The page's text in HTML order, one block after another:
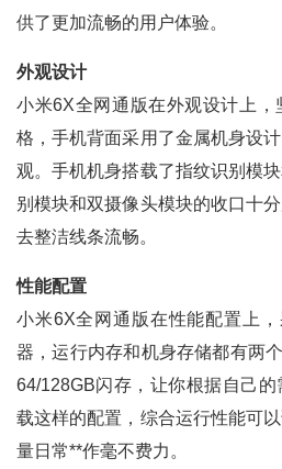
供了更加流畅的用户体验。
外观设计
小米6X全网通版在外观设计上
格，手机背面采用了金属机身设
观。手机机身搭载了指纹识别模
别模块和双摄像头模块的收口十
去整洁线条流畅。
性能配置
小米6X全网通版在性能配置上
器，运行内存和机身存储都有两
64/128GB闪存，让你根据自己
载这样的配置，综合运行性能可
量日常**作毫不费力。